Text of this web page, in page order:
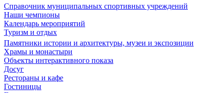
Справочник муниципальных спортивных учреждений
Наши чемпионы
Календарь мероприятий
Туризм и отдых
Памятники истории и архитектуры, музеи и экспозиции
Храмы и монастыри
Объекты интерактивного показа
Досуг
Рестораны и кафе
Гостиницы